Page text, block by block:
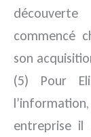
commencé
son
(5) Pour
entreprise